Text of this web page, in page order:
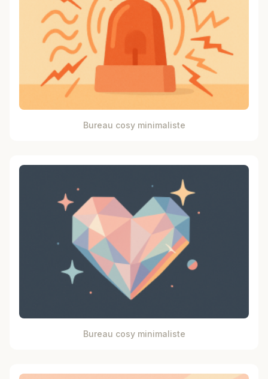
Bureau cosy minimaliste
Bureau cosy minimaliste